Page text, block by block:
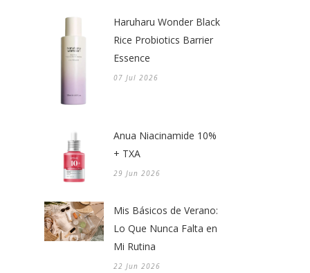
Haruharu Wonder Black
Rice Probiotics Barrier
Essence
07 Jul 2026
Anua Niacinamide 10%
+ TXA
29 Jun 2026
Mis Básicos de Verano:
Lo Que Nunca Falta en
Mi Rutina
22 Jun 2026